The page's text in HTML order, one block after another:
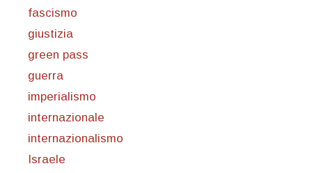
fascismo
giustizia
green pass
guerra
imperialismo
internazionale
internazionalismo
Israele